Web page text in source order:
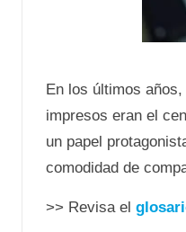
En los últimos
impresos eran el
un papel
comodidad de
>> Revisa el